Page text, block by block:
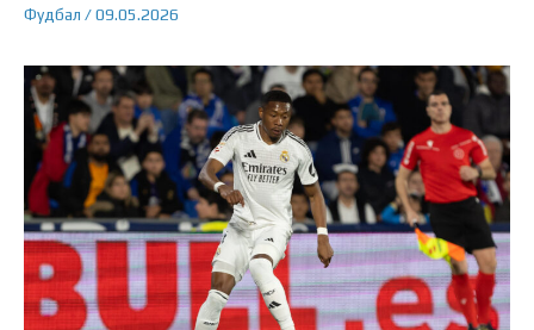
Фудбал /09.05.2026